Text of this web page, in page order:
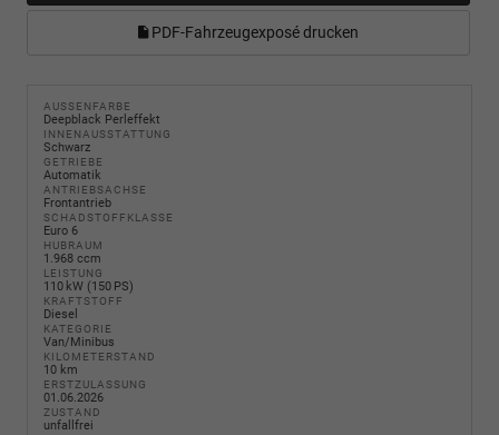
PDF-Fahrzeugexposé drucken
AUSSENFARBE
Deepblack Perleffekt
INNENAUSSTATTUNG
Schwarz
GETRIEBE
Automatik
ANTRIEBSACHSE
Frontantrieb
SCHADSTOFFKLASSE
Euro 6
HUBRAUM
1.968 ccm
LEISTUNG
110 kW (150 PS)
KRAFTSTOFF
Diesel
KATEGORIE
Van/Minibus
KILOMETERSTAND
10 km
ERSTZULASSUNG
01.06.2026
ZUSTAND
unfallfrei